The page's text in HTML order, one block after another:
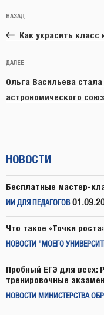
по
записям
Предыдущая
запись:
НАЗАД
Как украсить класс
Следующая
запись
ДАЛЕЕ
Ольга Васильева
астрономического
НОВОСТИ
Бесплатные мастер-
ИИ ДЛЯ ПЕДАГОГОВ
Что такое «Точки
НОВОСТИ "МОЕГО
Пробный ЕГЭ для всех:
тренировочные
НОВОСТИ МИНИСТЕРСТВА